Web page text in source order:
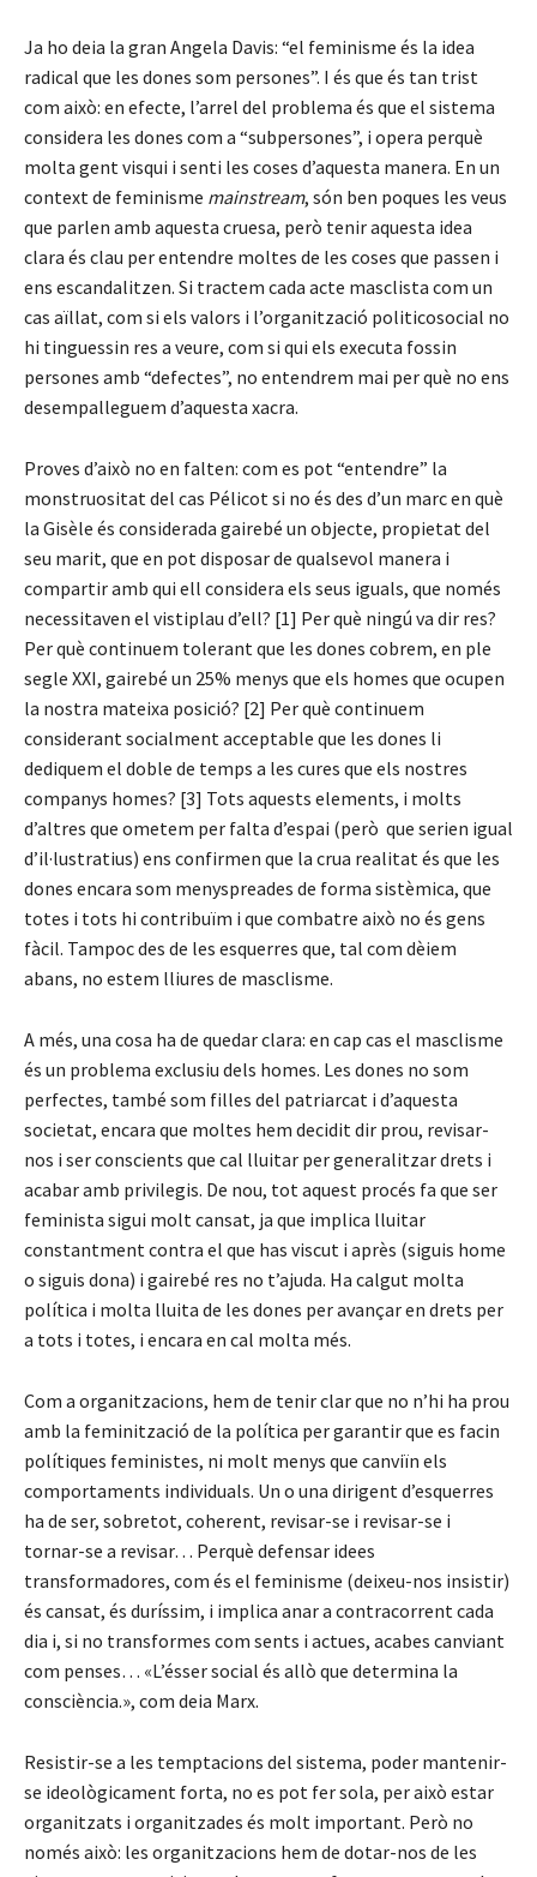
Ja ho deia la gran Angela Davis: “el feminisme és la idea
radical que les dones som persones”. I és que és tan trist
com això: en efecte, l’arrel del problema és que el sistema
considera les dones com a “subpersones”, i opera perquè
molta gent visqui i senti les coses d’aquesta manera. En un
context de feminisme mainstream, són ben poques les veus
que parlen amb aquesta cruesa, però tenir aquesta idea
clara és clau per entendre moltes de les coses que passen i
ens escandalitzen. Si tractem cada acte masclista com un
cas aïllat, com si els valors i l’organització politicosocial no
hi tinguessin res a veure, com si qui els executa fossin
persones amb “defectes”, no entendrem mai per què no ens
desempalleguem d’aquesta xacra.
Proves d’això no en falten: com es pot “entendre” la
monstruositat del cas Pélicot si no és des d’un marc en què
la Gisèle és considerada gairebé un objecte, propietat del
seu marit, que en pot disposar de qualsevol manera i
compartir amb qui ell considera els seus iguals, que només
necessitaven el vistiplau d’ell? [1] Per què ningú va dir res?
Per què continuem tolerant que les dones cobrem, en ple
segle XXI, gairebé un 25% menys que els homes que ocupen
la nostra mateixa posició? [2] Per què continuem
considerant socialment acceptable que les dones li
dediquem el doble de temps a les cures que els nostres
companys homes? [3] Tots aquests elements, i molts
d’altres que ometem per falta d’espai (però que serien igual
d’il·lustratius) ens confirmen que la crua realitat és que les
dones encara som menyspreades de forma sistèmica, que
totes i tots hi contribuïm i que combatre això no és gens
fàcil. Tampoc des de les esquerres que, tal com dèiem
abans, no estem lliures de masclisme.
A més, una cosa ha de quedar clara: en cap cas el masclisme
és un problema exclusiu dels homes. Les dones no som
perfectes, també som filles del patriarcat i d’aquesta
societat, encara que moltes hem decidit dir prou, revisar-
nos i ser conscients que cal lluitar per generalitzar drets i
acabar amb privilegis. De nou, tot aquest procés fa que ser
feminista sigui molt cansat, ja que implica lluitar
constantment contra el que has viscut i après (siguis home
o siguis dona) i gairebé res no t’ajuda. Ha calgut molta
política i molta lluita de les dones per avançar en drets per
a tots i totes, i encara en cal molta més.
Com a organitzacions, hem de tenir clar que no n’hi ha prou
amb la feminització de la política per garantir que es facin
polítiques feministes, ni molt menys que canviïn els
comportaments individuals. Un o una dirigent d’esquerres
ha de ser, sobretot, coherent, revisar-se i revisar-se i
tornar-se a revisar… Perquè defensar idees
transformadores, com és el feminisme (deixeu-nos insistir)
és cansat, és duríssim, i implica anar a contracorrent cada
dia i, si no transformes com sents i actues, acabes canviant
com penses… «L’ésser social és allò que determina la
consciència.», com deia Marx.
Resistir-se a les temptacions del sistema, poder mantenir-
se ideològicament forta, no es pot fer sola, per això estar
organitzats i organitzades és molt important. Però no
només això: les organitzacions hem de dotar-nos de les